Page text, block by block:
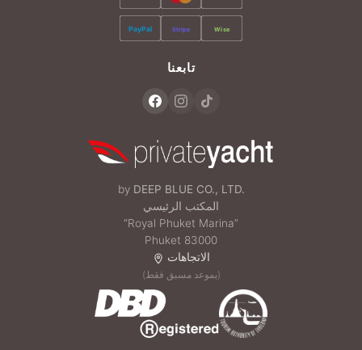
PayPal Stripe Wise
تابعنا
by DEEP BLUE CO., LTD.
المكتب الرئيسي
“Royal Phuket Marina”
Phuket 83000
الاتجاهات
(بموعد مسبق فقط)